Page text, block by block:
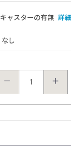
キャスターの有無 詳
－ ＋